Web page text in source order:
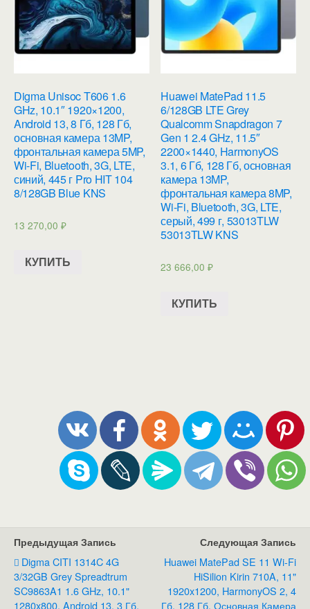
Digma Unisoc T606 1.6
GHz, 10.1″ 1920×1200,
Android 13, 8 Гб, 128 Гб,
основная камера 13MP,
фронтальная камера 5MP,
Wi-Fi, Bluetooth, 3G, LTE,
синий, 445 г Pro HIT 104
8/128GB Blue KNS
13 270,00 ₽
КУПИТЬ
Huawei MatePad 11.5
6/128GB LTE Grey
Qualcomm Snapdragon 7
Gen 1 2.4 GHz, 11.5″
2200×1440, HarmonyOS
3.1, 6 Гб, 128 Гб, основная
камера 13MP,
фронтальная камера 8MP,
Wi-Fi, Bluetooth, 3G, LTE,
серый, 499 г, 53013TLW
53013TLW KNS
23 666,00₽
КУПИТЬ
Предыдущая Запись
Digma CITI 1314C 4G
3/32GB Grey Spreadtrum
SC9863A1 1.6 GHz, 10.1"
1280x800, Android 13, 3 Гб,
Следующая Запись
Huawei MatePad SE 11 Wi-Fi
HiSilion Kirin 710A, 11"
1920x1200, HarmonyOS 2, 4
Гб, 128 Гб, Основная Камера